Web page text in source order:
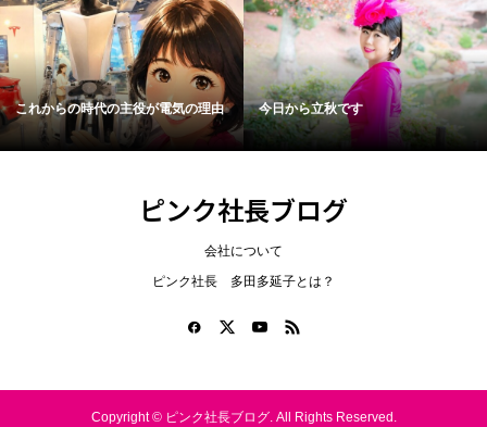
ら立秋です 一人が一人に。平和を創る。 平和
ピンク社長ブログ
会社について
ピンク社長 多田多延子とは？
Copyright ©ピンク社長ブログ. All Rights Reserved.